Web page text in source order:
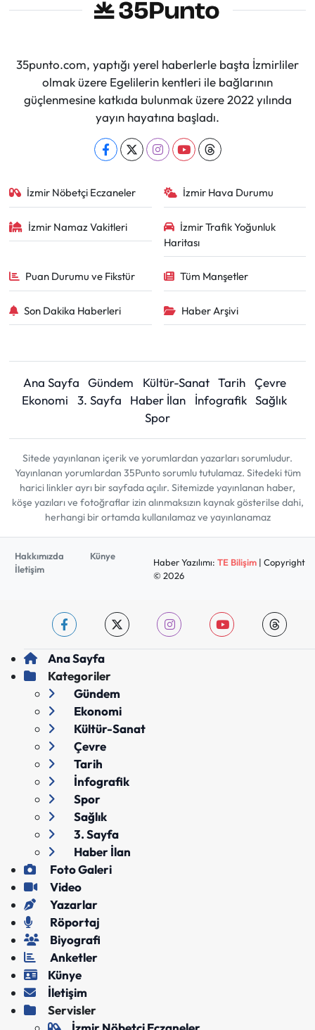
35punto.com, yaptığı yerel haberlerle başta İzmirliler
olmak üzere Egelilerin kentleri ile bağlarının
güçlenmesine katkıda bulunmak üzere 2022 yılında
yayın hayatına başladı.
İzmir Nöbetçi Eczaneler İzmir Hava Durumu
İzmir Namaz Vakitleri
İzmir Trafik Yoğunluk
Haritası
Puan Durumu ve Fikstür Tüm Manşetler
Son Dakika Haberleri Haber Arşivi
Ana Sayfa Gündem Kültür-Sanat Tarih
Çevre
Ekonomi
3. Sayfa Haber İlan İnfografik Sağlık
Spor
Sitede yayınlanan içerik ve yorumlardan yazarları sorumludur.
Yayınlanan yorumlardan 35Punto sorumlu tutulamaz. Sitedeki tüm
harici linkler ayrı bir sayfada açılır. Sitemizde yayınlanan haber,
köşe yazıları ve fotoğraflar izin alınmaksızın kaynak gösterilse dahi,
herhangi bir ortamda kullanılamaz ve yayınlanamaz
Hakkımızda
Künye
İletişim
Haber Yazılımı: TE Bilişim| Copyright
© 2026
Ana Sayfa
Kategoriler
Gündem
Ekonomi
Kültür-Sanat
Çevre
Tarih
İnfografik
Spor
Sağlık
3. Sayfa
Haber İlan
Foto Galeri
Video
Yazarlar
Röportaj
Biyografi
Anketler
Künye
İletişim
Servisler